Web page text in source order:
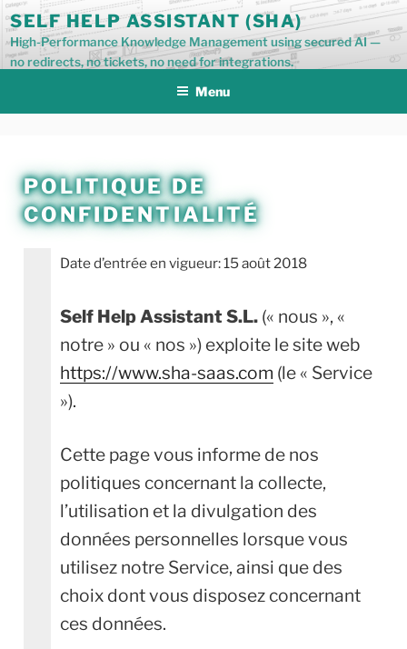
Aller
au
contenu
SELF HELP ASSISTANT (SHA)
High-Performance Knowledge Management using secured AI —
no redirects, no tickets, no need for integrations.
Menu
POLITIQUE DE
CONFIDENTIALITÉ
Date d’entrée en vigueur: 15 août 2018
Self Help Assistant S.L. (« nous », «
notre » ou « nos ») exploite le site web
https://www.sha-saas.com (le « Service
»).
Cette page vous informe de nos
politiques concernant la collecte,
l’utilisation et la divulgation des
données personnelles lorsque vous
utilisez notre Service, ainsi que des
choix dont vous disposez concernant
ces données.